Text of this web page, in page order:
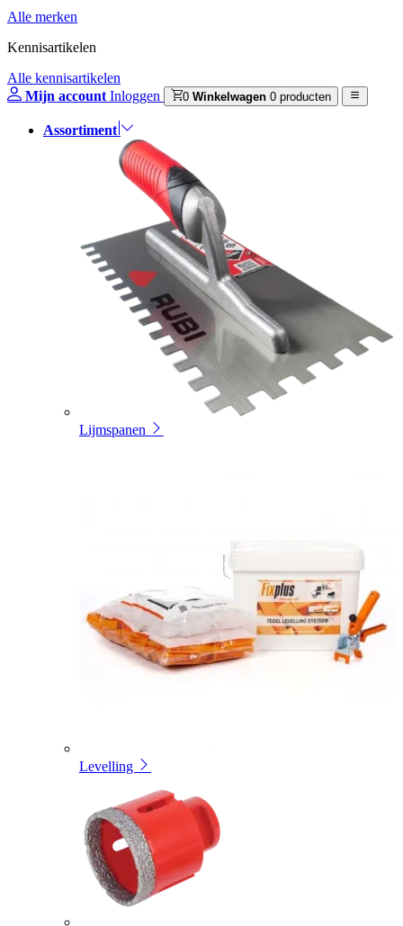
Alle merken
Kennisartikelen
Alle kennisartikelen
Mijn account Inloggen 0 Winkelwagen 0 producten
Assortiment
Lijmspanen
Levelling